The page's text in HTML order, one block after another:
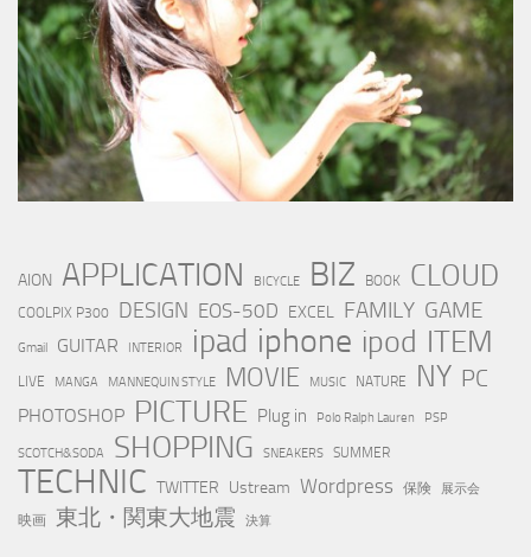
AION APPLICATION BICYCLE BIZ BOOK CLOUD
COOLPIX P300 DESIGN EOS-50D EXCEL FAMILY GAME
Gmail GUITAR INTERIOR ipad iphone ipod ITEM
LIVE MANGA MANNEQUIN STYLE MOVIE MUSIC NATURE NY PC
PHOTOSHOP PICTURE Plug in Polo Ralph Lauren PSP
SCOTCH&SODA SHOPPING SNEAKERS SUMMER
TECHNIC TWITTER Ustream Wordpress 保険 展示会
映画 東北・関東大地震 決算